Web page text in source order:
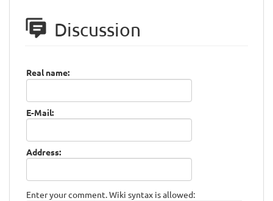
Discussion
Real name:
E-Mail:
Address:
Enter your comment. Wiki syntax is allowed: